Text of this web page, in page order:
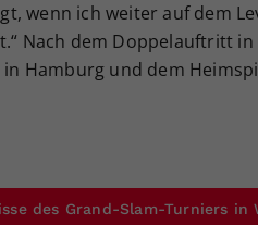
wenn ich weiter auf dem
Nach dem Doppelauftritt
Hamburg und dem
des Grand-Slam-Turniers in